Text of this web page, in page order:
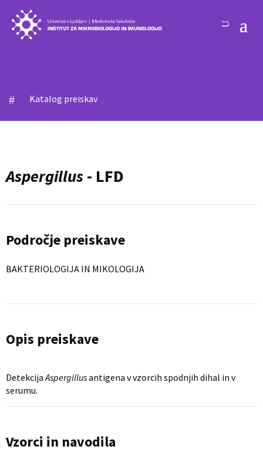
# Katalog preiskav
Aspergillus- LFD
Področje preiskave
BAKTERIOLOGIJA IN MIKOLOGIJA
Opis preiskave
DetekcijaAspergillusantigena v vzorcih spodnjih dihal in v
serumu.
Vzorci in navodila